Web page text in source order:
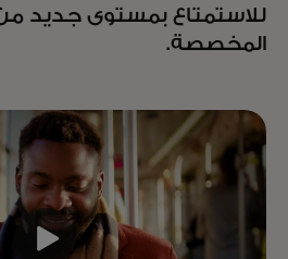
للاستمتاع بمستوى جديد
المخصصة.